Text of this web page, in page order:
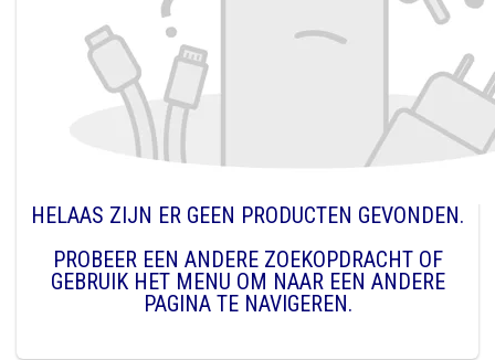
HELAAS ZIJN ER GEEN PRODUCTEN GEVONDEN.
PROBEER EEN ANDERE ZOEKOPDRACHT OF
GEBRUIK HET MENU OM NAAR EEN ANDERE
PAGINA TE NAVIGEREN.